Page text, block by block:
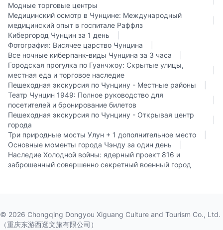
Модные торговые центры
Медицинский осмотр в Чунцине: Международный
медицинский опыт в госпитале Раффлз
Кибергород Чунцин за 1 день
Фотография: Висячее царство Чунцина
Все ночные киберпанк-виды Чунцина за 3 часа
Городская прогулка по Гуанчжоу: Скрытые улицы,
местная еда и торговое наследие
Пешеходная экскурсия по Чунцину - Местные районы
Театр Чунцин 1949: Полное руководство для
посетителей и бронирование билетов
Пешеходная экскурсия по Чунцину - Открывая центр
города
Три природные мосты Улун + 1 дополнительное место
Основные моменты города Чэнду за один день
Наследие Холодной войны: ядерный проект 816 и
заброшенный совершенно секретный военный город
© 2026 Chongqing Dongyou Xiguang Culture and Tourism Co., Ltd.
（重庆东游西逛文旅有限公司）